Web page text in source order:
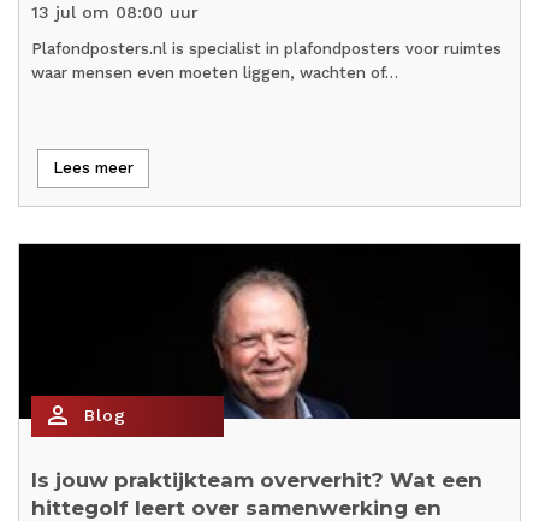
13 jul om 08:00 uur
Plafondposters.nl is specialist in plafondposters voor ruimtes
waar mensen even moeten liggen, wachten of…
Lees meer
person_outline Blog
Is jouw praktijkteam oververhit? Wat een
hittegolf leert over samenwerking en